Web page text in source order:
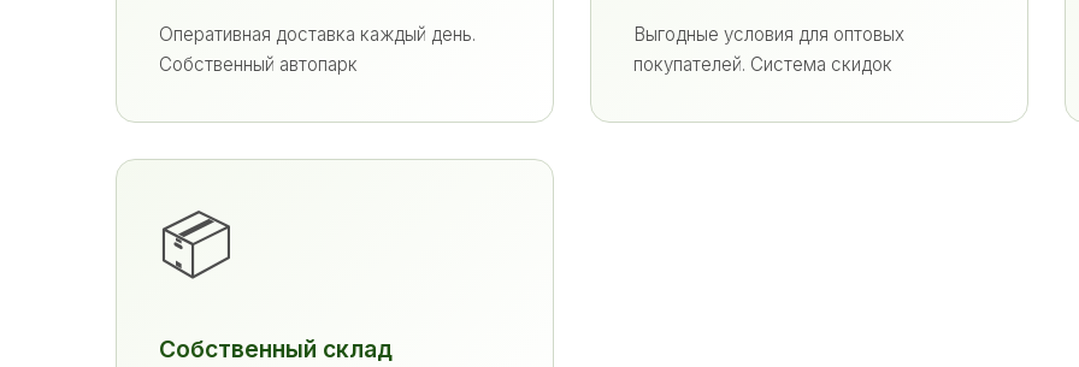
Оперативная доставка каждый день.
Собственный автопарк
Выгодные условия для оптовых
покупателей. Система скидок
📦
Собственный склад